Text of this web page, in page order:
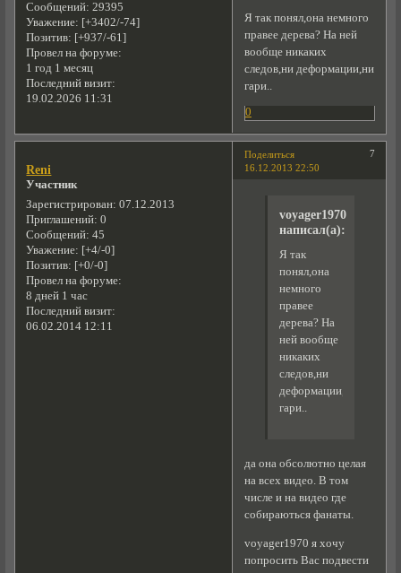
Сообщений: 29395
Уважение: [+3402/-74]
Позитив: [+937/-61]
Провел на форуме:
1 год 1 месяц
Последний визит:
19.02.2026 11:31
Я так понял,она немного
правее дерева? На ней
вообще никаких
следов,ни деформации,ни
гари..
0
Поделиться
7
16.12.2013 22:50
Reni
Участник
Зарегистрирован: 07.12.2013
Приглашений: 0
Сообщений: 45
Уважение: [+4/-0]
Позитив: [+0/-0]
Провел на форуме:
8 дней 1 час
Последний визит:
06.02.2014 12:11
voyager1970
написал(а):
Я так
понял,она
немного
правее
дерева? На
ней вообще
никаких
следов,ни
деформации,ни
гари..
да она обсолютно целая
на всех видео. В том
числе и на видео где
собираються фанаты.
voyager1970 я хочу
попросить Вас подвести